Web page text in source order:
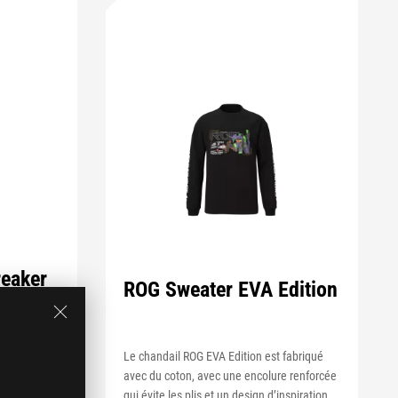
vêtement
polyester
ROG Sweater EVA Edition
Le chandail ROG EVA Edition est fabriqué
avec du coton, avec une encolure renforcée
qui évite les plis et un design d’inspiration